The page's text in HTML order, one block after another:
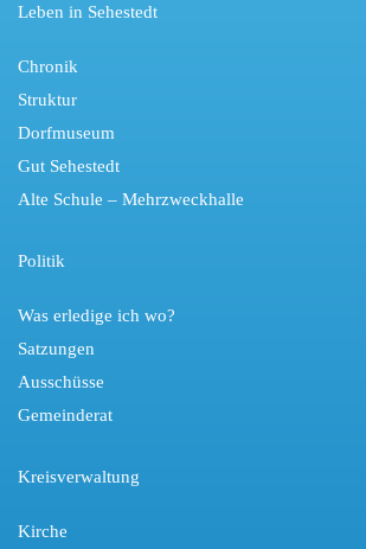
Leben in Sehestedt
Chronik
Struktur
Dorfmuseum
Gut Sehestedt
Alte Schule – Mehrzweckhalle
Politik
Was erledige ich wo?
Satzungen
Ausschüsse
Gemeinderat
Kreisverwaltung
Kirche